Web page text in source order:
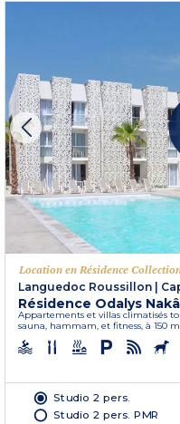
Location en Résidence
Languedoc Roussillon
Résidence Odalys
Appartements et villas climatisés
sauna, hammam, et fitness, à 150
Studio 2 pers.
Studio 2 pers. PMR